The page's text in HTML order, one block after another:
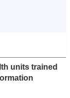
units trained